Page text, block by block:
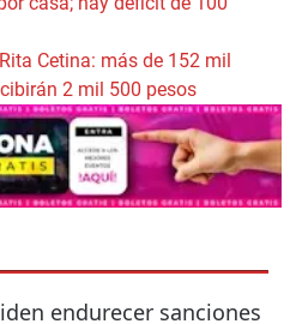
Cetina: más de 152 mil
2 mil 500 pesos
endurecer sanciones